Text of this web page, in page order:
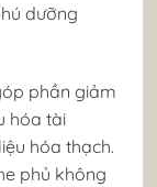
dưỡng
phần giảm
hóa tài
hóa thạch.
phủ không